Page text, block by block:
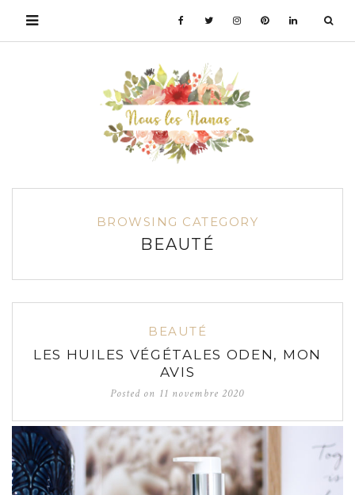
BROWSING CATEGORY
BEAUTÉ
BEAUTÉ
LES HUILES VÉGÉTALES ODEN, MON
AVIS
Posted on 11 novembre 2020